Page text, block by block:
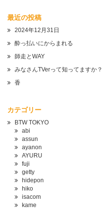
最近の投稿
2024年12月31日
酔っ払いにからまれる
師走とWAY
みなさんTVerって知ってますか？
香
カテゴリー
BTW TOKYO
abi
assun
ayanon
AYURU
fuji
getty
hidepon
hiko
isacom
kame